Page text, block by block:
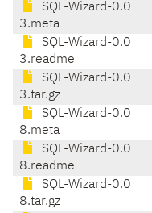
SQL-Wizard-0.0
3.meta
SQL-Wizard-0.0
3.readme
SQL-Wizard-0.0
3.tar.gz
SQL-Wizard-0.0
8.meta
SQL-Wizard-0.0
8.readme
SQL-Wizard-0.0
8.tar.gz